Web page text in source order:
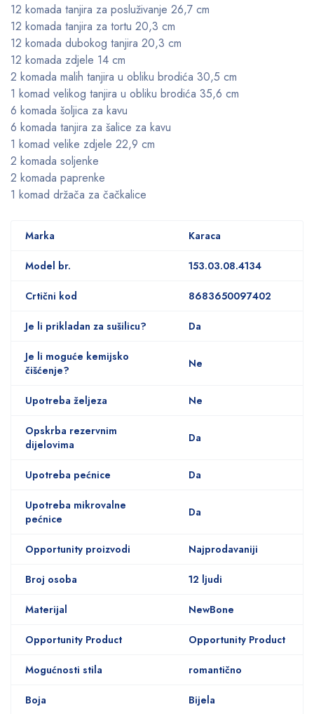
12 komada tanjira za posluživanje 26,7 cm
12 komada tanjira za tortu 20,3 cm
12 komada dubokog tanjira 20,3 cm
12 komada zdjele 14 cm
2 komada malih tanjira u obliku brodića 30,5 cm
1 komad velikog tanjira u obliku brodića 35,6 cm
6 komada šoljica za kavu
6 komada tanjira za šalice za kavu
1 komad velike zdjele 22,9 cm
2 komada soljenke
2 komada paprenke
1 komad držača za čačkalice
Marka Karaca
Model br. 153.03.08.4134
Crtični kod 8683650097402
Je li prikladan za sušilicu? Da
Je li moguće kemijsko
čišćenje?
Ne
Upotreba željeza Ne
Opskrba rezervnim
dijelovima
Da
Upotreba pećnice Da
Upotreba mikrovalne
pećnice
Da
Opportunity proizvodi Najprodavaniji
Broj osoba 12 ljudi
Materijal NewBone
Opportunity Product Opportunity Product
Mogućnosti stila romantično
Boja Bijela